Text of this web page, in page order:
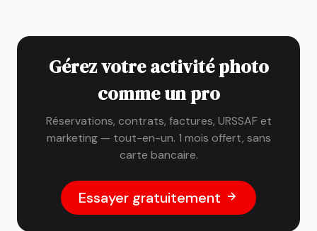
Gérez votre activité photo
comme un pro
Réservations, contrats, factures, URSSAF et
marketing — tout-en-un. 1 mois offert, sans
carte bancaire.
Essayer gratuitement